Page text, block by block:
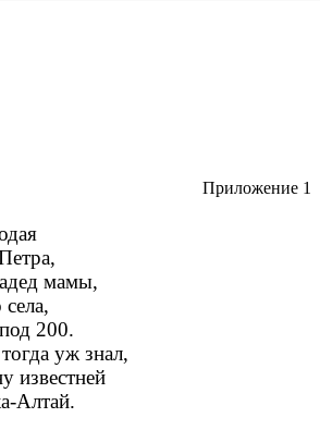
Приложение 1
мамы,
200.
уж знал,
известней
Алтай.